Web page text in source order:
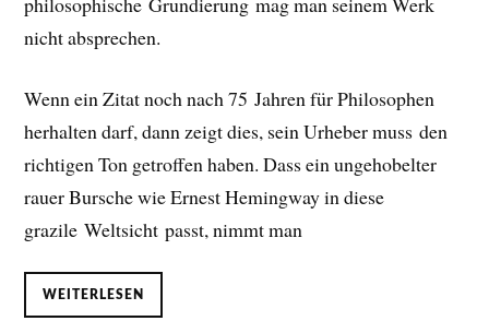
nicht absprechen.
Wenn ein Zitat noch nach 75 Jahren für Philosophen
herhalten darf, dann zeigt dies, sein Urheber muss den
richtigen Ton getroffen haben. Dass ein ungehobelter
rauer Bursche wie Ernest Hemingway in diese
grazile Weltsicht passt, nimmt man
WEITERLESEN